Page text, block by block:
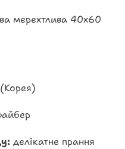
мерехтлива 40х60
делікатне прання